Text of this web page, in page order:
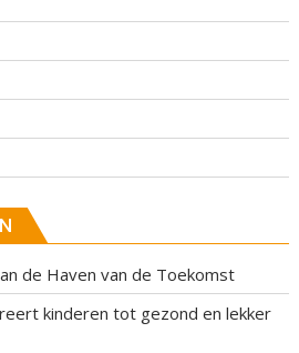
de Haven van de Toekomst
kinderen tot gezond en lekker